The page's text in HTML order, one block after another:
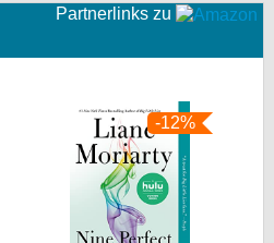
Partnerlinks zu
-12%